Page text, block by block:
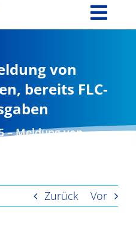
von
bereits FLC-
– Meldung von
FLC-zertifizierten
Zurück Vor